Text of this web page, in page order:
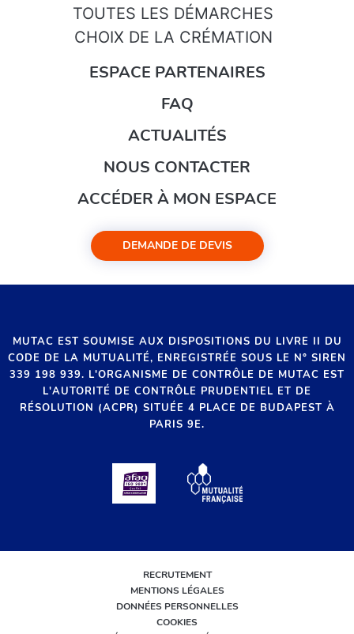
TOUTES LES DÉMARCHES
CHOIX DE LA CRÉMATION
ESPACE PARTENAIRES
FAQ
ACTUALITÉS
NOUS CONTACTER
ACCÉDER À MON ESPACE
DEMANDE DE DEVIS
MUTAC EST SOUMISE AUX DISPOSITIONS DU LIVRE II DU
CODE DE LA MUTUALITÉ, ENREGISTRÉE SOUS LE N° SIREN
339 198 939. L'ORGANISME DE CONTRÔLE DE MUTAC EST
L'AUTORITÉ DE CONTRÔLE PRUDENTIEL ET DE
RÉSOLUTION (ACPR) SITUÉE 4 PLACE DE BUDAPEST À
PARIS 9E.
RECRUTEMENT
MENTIONS LÉGALES
DONNÉES PERSONNELLES
COOKIES